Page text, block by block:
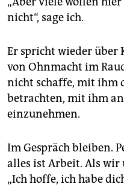
nicht“, sage ich.
Er spricht wieder über
von Ohnmacht im
nicht schaffe, mit ihm
betrachten, mit ihm
einzunehmen.
Im Gespräch bleiben.
alles ist Arbeit. Als wir
„Ich hoffe, ich habe